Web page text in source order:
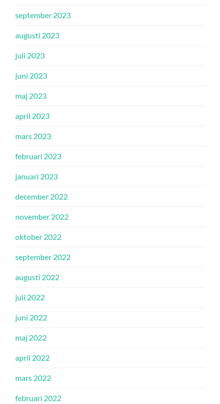
september 2023
augusti 2023
juli 2023
juni 2023
maj 2023
april 2023
mars 2023
februari 2023
januari 2023
december 2022
november 2022
oktober 2022
september 2022
augusti 2022
juli 2022
juni 2022
maj 2022
april 2022
mars 2022
februari 2022